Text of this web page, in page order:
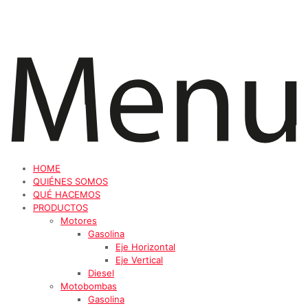
HOME
QUIÉNES SOMOS
QUÉ HACEMOS
PRODUCTOS
Motores
Gasolina
Eje Horizontal
Eje Vertical
Diesel
Motobombas
Gasolina